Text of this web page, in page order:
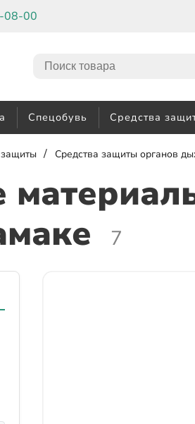
08-00
Спецобувь Средства
/ Средства защиты органов
7